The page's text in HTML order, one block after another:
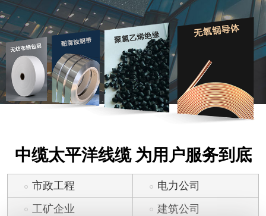
中缆太平洋线缆 为用户服务到底
市政工程
电力公司
工矿企业
建筑公司